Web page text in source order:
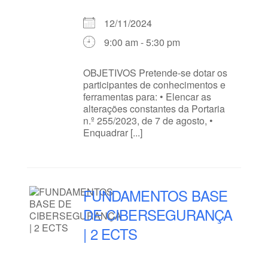
12/11/2024
9:00 am - 5:30 pm
OBJETIVOS Pretende-se dotar os
participantes de conhecimentos e
ferramentas para: • Elencar as
alterações constantes da Portaria
n.º 255/2023, de 7 de agosto, •
Enquadrar [...]
FUNDAMENTOS BASE
DE CIBERSEGURANÇA
| 2 ECTS